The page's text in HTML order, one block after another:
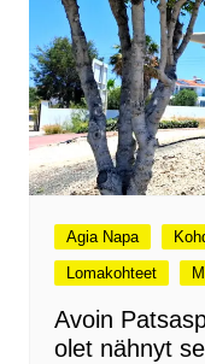
Agia Napa
Lomakohteet
Avoin
olet nähnyt